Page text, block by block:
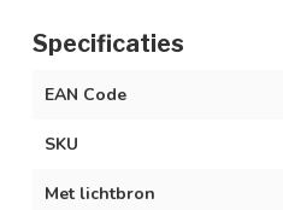
Specificaties
EAN Code
SKU
Met lichtbron